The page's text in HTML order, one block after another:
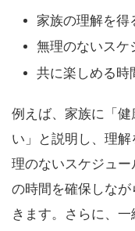
家族の理解を得
無理のないスケ
共に楽しめる時
例えば、家族に「
い」と説明し、理
理のないスケジュ
の時間を確保しな
きます。さらに、